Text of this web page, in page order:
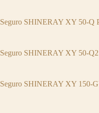
Seguro SHINERAY XY 50-Q
Seguro SHINERAY XY 50-
Seguro SHINERAY XY 150-